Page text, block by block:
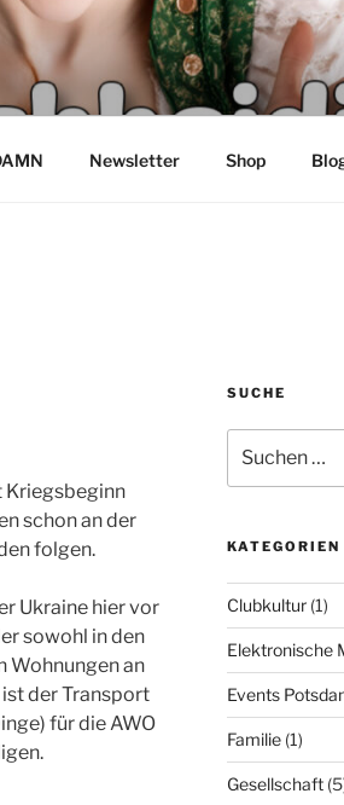
AUS
Newsletter Shop
Kriegsbeginn
schon an der
folgen.
Ukraine hier vor
sowohl in den
Wohnungen an
der Transport
für die AWO
SUCHE
nach:
KATEGORIEN
Clubkultur(1)
Elektronische
Events
Familie(1)
Gesellschaft